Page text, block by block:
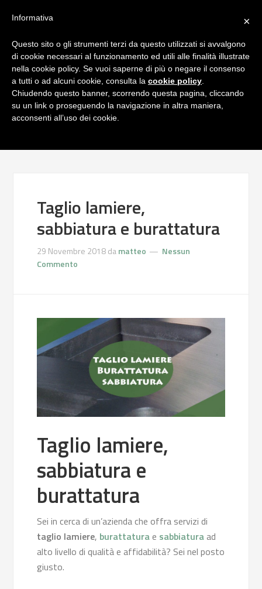
Taglio lamiere,
sabbiatura e burattatura
29 Novembre 2018damatteo
Nessun
Commento
Taglio lamiere,
sabbiatura e
burattatura
Sei in cerca di un’azienda che offra servizi di
taglio lamiere, burattaturae sabbiatura ad
alto livello di qualità e affidabilità? Sei nel posto
giusto.
×
Informativa
Questo sito o gli strumenti terzi da questo utilizzati si avvalgono
di cookie necessari al funzionamento ed utili alle finalità illustrate
nella cookie policy. Se vuoi saperne di più o negare il consenso
a tutti o ad alcuni cookie, consulta la cookie policy
Chiudendo questo banner, scorrendo questa pagina, cliccando
su un link o proseguendo la navigazione in altra maniera,
acconsenti all’uso dei cookie.